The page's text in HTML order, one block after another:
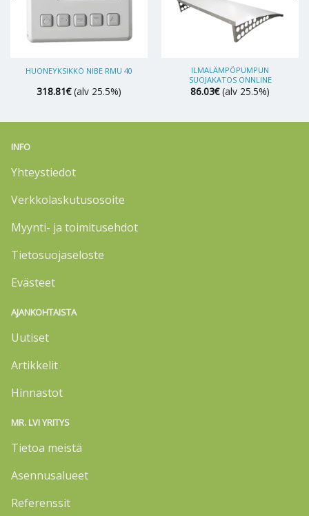
HUONEYKSIKKÖ NIBE RMU 40
318.81€ (alv 25.5%)
ILMALÄMPÖPUMPUN
SUOJAKATOS ONNLINE
86.03€ (alv 25.5%)
INFO
Yhteystiedot
Verkkolaskutusosoite
Myynti- ja toimitusehdot
Tietosuojaseloste
Evästeet
AJANKOHTAISTA
Uutiset
Artikkelit
Hinnastot
MR. LVI YRITYS
Tietoa meistä
Asennusalueet
Referenssit